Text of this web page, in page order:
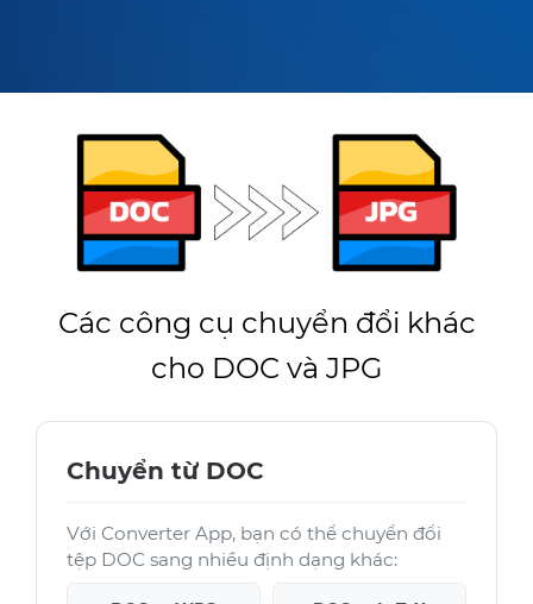
Các công cụ chuyển đổi khác
cho DOC và JPG
Chuyển từ DOC
Với Converter App, bạn có thể chuyển đổi
tệp DOC sang nhiều định dạng khác: